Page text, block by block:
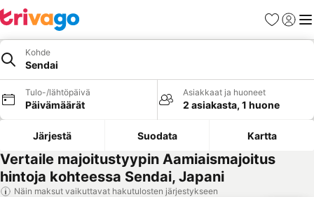
Suosikit
Kohde
Sendai
Tulo-/lähtöpäivä
Päivämäärät
Asiakkaat ja huoneet
2 asiakasta, 1 huone
Järjestä Suodata Kartta
Vertaile majoitustyypin Aamiaismajoitus
hintoja kohteessa Sendai, Japani
Näin maksut vaikuttavat hakutulosten järjestykseen